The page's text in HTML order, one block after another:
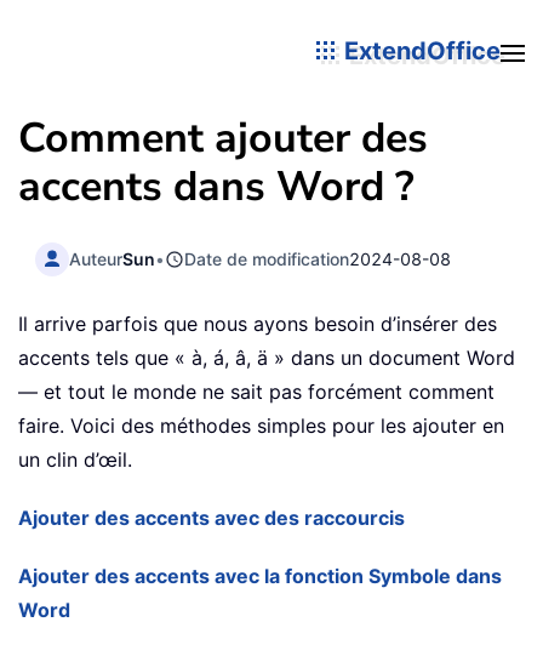
ExtendOffice
Comment ajouter des
accents dans Word ?
AuteurSun• Date de modification2024-08-08
Il arrive parfois que nous ayons besoin d’insérer des
accents tels que « à, á, â, ä » dans un document Word
— et tout le monde ne sait pas forcément comment
faire. Voici des méthodes simples pour les ajouter en
un clin d’œil.
Ajouter des accents avec des raccourcis
Ajouter des accents avec la fonction Symbole dans
Word